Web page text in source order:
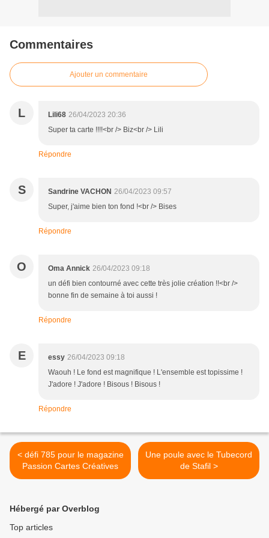
Commentaires
Ajouter un commentaire
L Lili68 26/04/2023 20:36
Super ta carte !!!!<br /> Biz<br /> Lili
Répondre
S Sandrine VACHON 26/04/2023 09:57
Super, j'aime bien ton fond !<br /> Bises
Répondre
O Oma Annick 26/04/2023 09:18
un défi bien contourné avec cette très jolie création !!<br />
bonne fin de semaine à toi aussi !
Répondre
E essy 26/04/2023 09:18
Waouh ! Le fond est magnifique ! L'ensemble est topissime !
J'adore ! J'adore ! Bisous ! Bisous !
Répondre
< défi 785 pour le magazine
Passion Cartes Créatives
Une poule avec le Tubecord
de Stafil >
Hébergé par Overblog
Top articles